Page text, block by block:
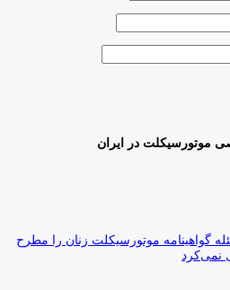
موتورسیکلت در ایران
گواهینامه موتورسیکلت زنان را مطرح
نمی‌کرد